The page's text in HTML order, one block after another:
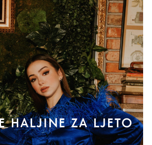
HALJINE ZA LJETO